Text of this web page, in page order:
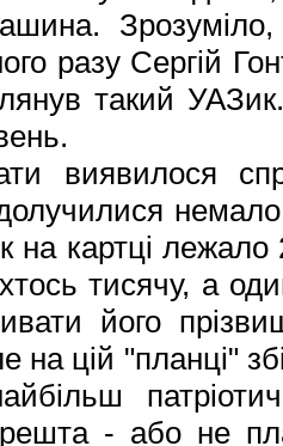
разу Сергій
такий
виявилося
долучилися
на картці
тисячу, а
його
на цій "планці"
решта - або не